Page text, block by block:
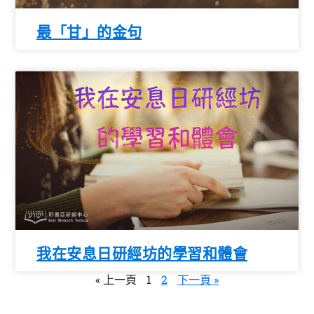
最「甘」的金句
我在安息日研經坊的學習和體會
« 上一頁 1 2 下一頁 »